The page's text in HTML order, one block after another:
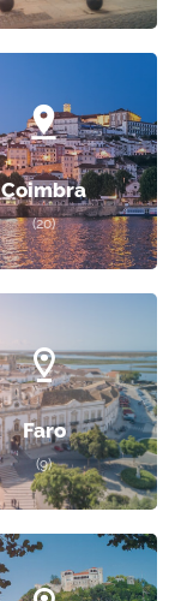
Coimbra
(20)
Faro
(9)